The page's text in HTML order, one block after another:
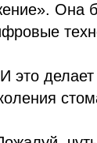
Она
это